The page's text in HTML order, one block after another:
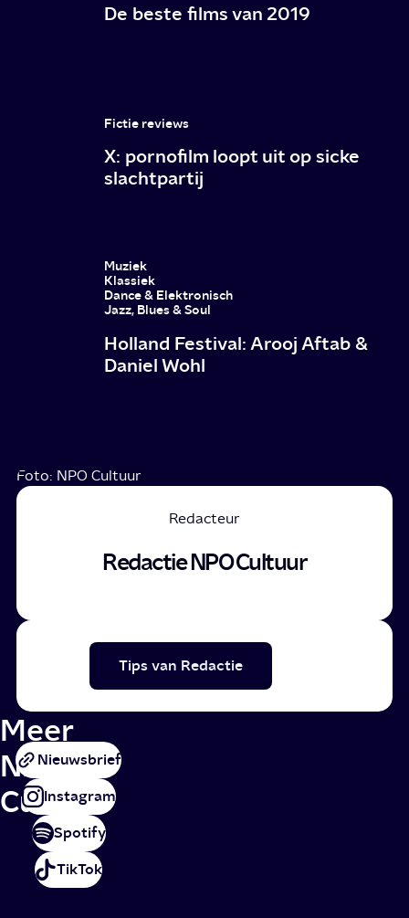
De beste films van 2019
Fictie reviews
X: pornofilm loopt uit op sicke
slachtpartij
Muziek
Klassiek
Dance & Elektronisch
Jazz, Blues & Soul
Holland Festival: Arooj Aftab &
Daniel Wohl
Foto: NPO Cultuur
Redacteur
Redactie NPO Cultuur
Tips van Redactie
Meer
NPO
Cultuur
Nieuwsbrief
Instagram
Spotify
TikTok